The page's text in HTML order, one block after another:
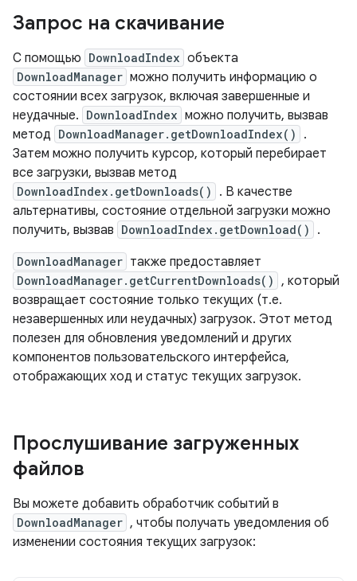
Запрос на скачивание
С помощью DownloadIndex объекта
DownloadManager можно получить информацию о
состоянии всех загрузок, включая завершенные и
неудачные. DownloadIndex можно получить, вызвав
метод DownloadManager.getDownloadIndex()
.
Затем можно получить курсор, который перебирает
все загрузки, вызвав метод
DownloadIndex.getDownloads()
. В качестве
альтернативы, состояние отдельной загрузки можно
получить, вызвав DownloadIndex.getDownload() .
DownloadManager также предоставляет
DownloadManager.getCurrentDownloads()
, который
возвращает состояние только текущих (т.е.
незавершенных или неудачных) загрузок. Этот метод
полезен для обновления уведомлений и других
компонентов пользовательского интерфейса,
отображающих ход и статус текущих загрузок.
Прослушивание загруженных
файлов
Вы можете добавить обработчик событий в
DownloadManager , чтобы получать уведомления об
изменении состояния текущих загрузок: